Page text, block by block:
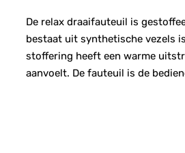
De relax draaifauteuil is
bestaat uit synthetische vezels
stoffering heeft een warme
aanvoelt. De fauteuil is de